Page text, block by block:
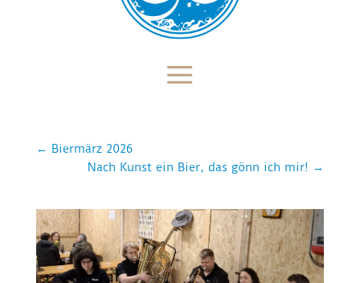
← Biermärz 2026
Nach Kunst ein Bier, das gönn ich mir! →